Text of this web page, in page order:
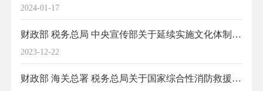
2024-01-17
2023-12-22
财政部 税务总局 中央宣传部关于延续实施文化体制改革中经营性文化事业单位转制为企业有关税收政策的公告
财政部 海关总署 税务总局关于国家综合性消防救援队伍进口税收政策的通知